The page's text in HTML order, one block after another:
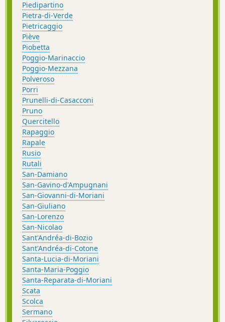
Piedipartino
Pietra-di-Verde
Pietricaggio
Piève
Piobetta
Poggio-Marinaccio
Poggio-Mezzana
Polveroso
Porri
Prunelli-di-Casacconi
Pruno
Quercitello
Rapaggio
Rapale
Rusio
Rutali
San-Damiano
San-Gavino-d'Ampugnani
San-Giovanni-di-Moriani
San-Giuliano
San-Lorenzo
San-Nicolao
Sant'Andréa-di-Bozio
Sant'Andréa-di-Cotone
Santa-Lucia-di-Moriani
Santa-Maria-Poggio
Santa-Reparata-di-Moriani
Scata
Scolca
Sermano